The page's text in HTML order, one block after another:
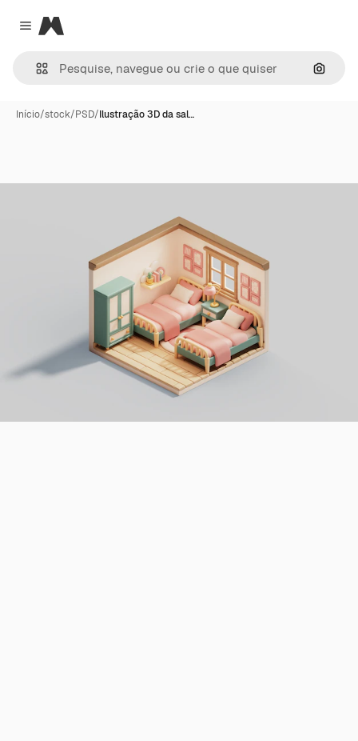
Close menu
Magnific
Início/stock/PSD/Ilustração 3D da sal…